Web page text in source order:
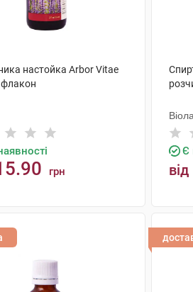
настойка Arbor Vitae
грн
Віола
Є
від